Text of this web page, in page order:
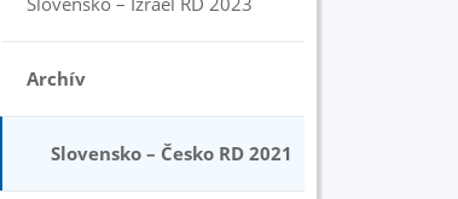
Archív
Slovensko – Česko RD 2021